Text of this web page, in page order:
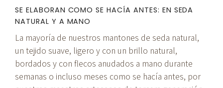
SE ELABORAN COMO SE HACÍA ANTES: EN SEDA
NATURAL Y A MANO
La mayoría de nuestros mantones de seda natural,
un tejido suave, ligero y con un brillo natural,
bordados y con flecos anudados a mano durante
semanas o incluso meses como se hacía antes, por